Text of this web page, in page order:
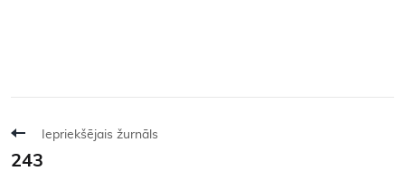
Iepriekšējais žurnāls
243